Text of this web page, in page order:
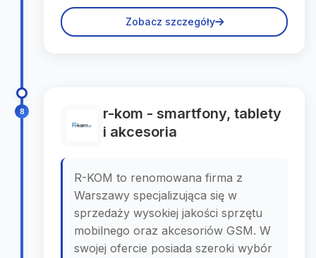
Zobacz szczegóły
8
r-kom - smartfony, tablety
i akcesoria
R-KOM to renomowana firma z
Warszawy specjalizująca się w
sprzedaży wysokiej jakości sprzętu
mobilnego oraz akcesoriów GSM. W
swojej ofercie posiada szeroki wybór